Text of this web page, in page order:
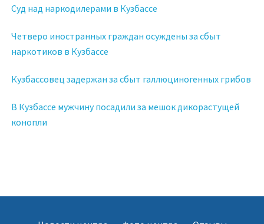
Суд над наркодилерами в Кузбассе
Четверо иностранных граждан осуждены за сбыт
наркотиков в Кузбассе
Кузбассовец задержан за сбыт галлюциногенных грибов
В Кузбассе мужчину посадили за мешок дикорастущей
конопли